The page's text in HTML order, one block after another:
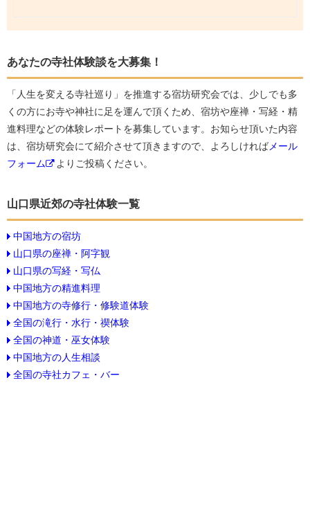
あなたの寺社体験談を大募集！
「人生を変える寺社巡り」を推進する宿坊研究会では、少しでも多
くの方にお寺や神社に足を運んで頂くため、宿坊や座禅・写経・精
進料理などの体験レポートを募集しています。お知らせ頂いた内容
は、宿坊研究会にて紹介させて頂きますので、よろしければ メール
フォーム
よりご投稿ください。
山口県近郊の寺社体験一覧
中国地方の宿坊
山口県の座禅・阿字観
山口県の写経・写仏
中国地方の精進料理
中国地方の寺修行・修験道体験
全国の滝行・水行・禊体験
全国の神道・巫女体験
中国地方の人生相談
全国の寺社カフェ・バー